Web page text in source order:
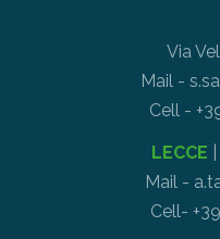
Via
Mail -
Cell -
LECCE
Mail -
Cell-